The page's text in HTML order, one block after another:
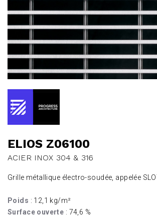
ELIOS Z06100
ACIER INOX 304 & 316
Grille métallique électro-soudée, appelée
Poids : 12,1 kg/m²
Surface ouverte : 74,6 %